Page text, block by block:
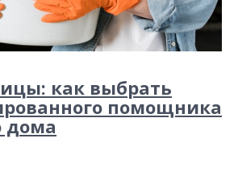
как выбрать
помощника
дома